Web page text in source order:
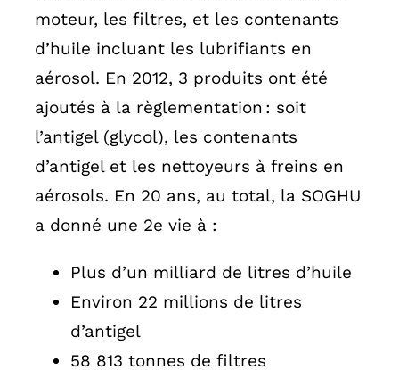
moteur, les filtres, et les contenants
d’huile incluant les lubrifiants en
aérosol. En 2012, 3 produits ont été
ajoutés à la règlementation : soit
l’antigel (glycol), les contenants
d’antigel et les nettoyeurs à freins en
aérosols. En 20 ans, au total, la SOGHU
a donné une 2e vie à :
Plus d’un milliard de litres d’huile
Environ 22 millions de litres
d’antigel
58 813 tonnes de filtres